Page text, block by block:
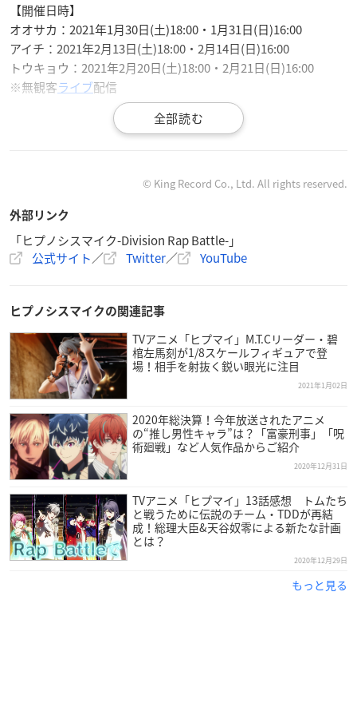
【開催日時】
オオサカ：2021年1月30日(土)18:00・1月31日(日)16:00
アイチ：2021年2月13日(土)18:00・2月14日(日)16:00
トウキョウ：2021年2月20日(土)18:00・2月21日(日)16:00
※無観客ライブ配信
【出演】
オオサカ：岩崎諒太、河西健吾、黒田崇矢、木村昴、石谷春
貴、天﨑滉平（予定）
トウキョウ：白井悠介、斉藤壮馬、野津山幸宏、浅沼晋太郎、
駒田航、神尾晋一郎（予定）
※敬称略
【6thLIVE 観客動員中止のお知らせ】
国内外における急速な新型コロナウイルス感染拡大状況、
および「緊急事態宣言の再発出」を受け、大阪・愛知・東
京での全6公演の観客動員を断念し、無観客でのライブ配信
に変更させていただくことにいたしました。
https://t.co/qY73weFcbn
-D.R.B-(ヒプマイ)公式 (@hypnosismi
© King Record Co., Ltd. All rights reserved.
外部リンク
「ヒプノシスマイク-Division Rap Battle-」
公式サイト／ Twitter／ YouTube
ヒプノシスマイクの関連記事
TVアニメ「ヒプマイ」M.T.Cリーダー・碧
棺左馬刻が1/8スケールフィギュアで登
場！相手を射抜く鋭い眼光に注目
2021年1月02日
2020年総決算！今年放送されたアニメ
の“推し男性キャラ”は？「富豪刑事」「呪
術廻戦」など人気作品からご紹介
2020年12月31日
TVアニメ「ヒプマイ」13話感想 トムたち
と戦うために伝説のチーム・TDDが再結
成！総理大臣&天谷奴零による新たな計画
とは？
2020年12月29日
もっと見る